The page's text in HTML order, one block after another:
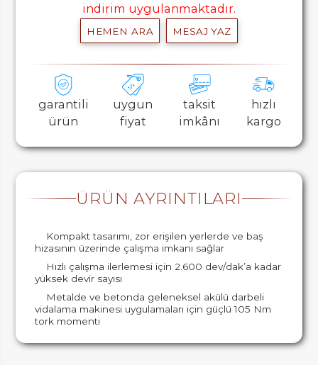
indirim uygulanmaktadır.
HEMEN ARA MESAJ YAZ
garantili
ürün
uygun
fiyat
taksit
imkânı
hızlı
kargo
ÜRÜN AYRINTILARI
Kompakt tasarımı, zor erişilen yerlerde ve baş
hizasının üzerinde çalışma imkanı sağlar
Hızlı çalışma ilerlemesi için 2.600 dev/dak’a kadar
yüksek devir sayısı
Metalde ve betonda geleneksel akülü darbeli
vidalama makinesi uygulamaları için güçlü 105 Nm
tork momenti